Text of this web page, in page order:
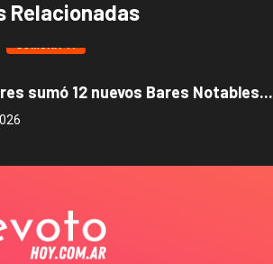
Relacionadas
COMUNA 11
sumó 12 nuevos Bares Notables...